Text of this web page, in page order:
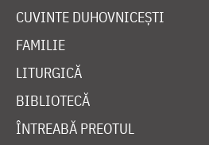
CUVINTE DUHOVNICEȘTI
FAMILIE
LITURGICĂ
BIBLIOTECĂ
ÎNTREABĂ PREOTUL